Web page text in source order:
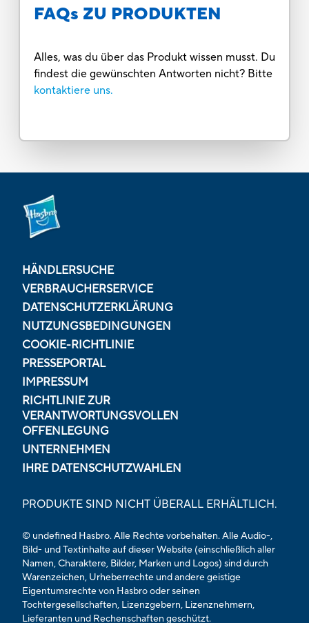
FAQs ZU PRODUKTEN
Alles, was du über das Produkt wissen musst. Du
findest die gewünschten Antworten nicht? Bitte
kontaktiere uns.
HÄNDLERSUCHE
VERBRAUCHERSERVICE
DATENSCHUTZERKLÄRUNG
NUTZUNGSBEDINGUNGEN
COOKIE-RICHTLINIE
PRESSEPORTAL
IMPRESSUM
RICHTLINIE ZUR
VERANTWORTUNGSVOLLEN
OFFENLEGUNG
UNTERNEHMEN
IHRE DATENSCHUTZWAHLEN
PRODUKTE SIND NICHT ÜBERALL ERHÄLTLICH.
© undefined Hasbro. Alle Rechte vorbehalten. Alle Audio-,
Bild- und Textinhalte auf dieser Website (einschließlich aller
Namen, Charaktere, Bilder, Marken und Logos) sind durch
Warenzeichen, Urheberrechte und andere geistige
Eigentumsrechte von Hasbro oder seinen
Tochtergesellschaften, Lizenzgebern, Lizenznehmern,
Lieferanten und Rechenschaften geschützt.